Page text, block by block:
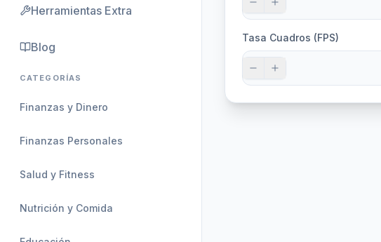
Herramientas Extra
Blog
CATEGORÍAS
Finanzas y Dinero
Finanzas Personales
Salud y Fitness
Nutrición y Comida
Tasa Cuadros (FPS)